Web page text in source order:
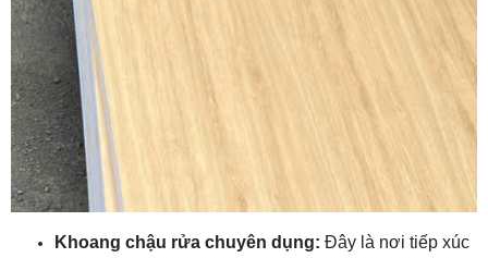
Khoang chậu rửa chuyên dụng: Đây là nơi tiếp xúc